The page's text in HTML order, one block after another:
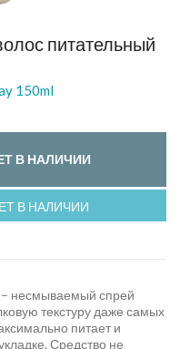
питательный
150ml
В НАЛИЧИИ
В НАЛИЧИИ
– несмываемый спрей
текстуру даже самых
питает и
Средство не